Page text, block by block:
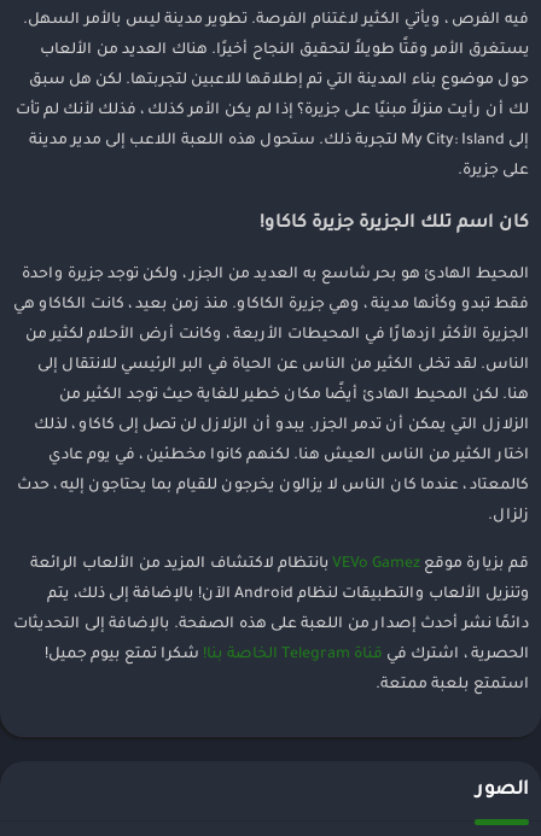
فيه الفرص ، ويأتي الكثير لاغتنام الفرصة. تطوير مدينة ليس بالأمر السهل.
يستغرق الأمر وقتًا طويلاً لتحقيق النجاح أخيرًا. هناك العديد من الألعاب
حول موضوع بناء المدينة التي تم إطلاقها للاعبين لتجربتها. لكن هل سبق
لك أن رأيت منزلاً مبنيًا على جزيرة؟ إذا لم يكن الأمر كذلك ، فذلك لأنك لم تأت
إلى My City: Island لتجربة ذلك. ستحول هذه اللعبة اللاعب إلى مدير مدينة
على جزيرة.
كان اسم تلك الجزيرة جزيرة كاكاو!
المحيط الهادئ هو بحر شاسع به العديد من الجزر ، ولكن توجد جزيرة واحدة
فقط تبدو وكأنها مدينة ، وهي جزيرة الكاكاو. منذ زمن بعيد ، كانت الكاكاو هي
الجزيرة الأكثر ازدهارًا في المحيطات الأربعة ، وكانت أرض الأحلام لكثير من
الناس. لقد تخلى الكثير من الناس عن الحياة في البر الرئيسي للانتقال إلى
هنا. لكن المحيط الهادئ أيضًا مكان خطير للغاية حيث توجد الكثير من
الزلازل التي يمكن أن تدمر الجزر. يبدو أن الزلازل لن تصل إلى كاكاو ، لذلك
اختار الكثير من الناس العيش هنا. لكنهم كانوا مخطئين ، في يوم عادي
كالمعتاد ، عندما كان الناس لا يزالون يخرجون للقيام بما يحتاجون إليه ، حدث
زلزال.
قم بزيارة موقع VEVo Gamez بانتظام لاكتشاف المزيد من الألعاب الرائعة
وتنزيل الألعاب والتطبيقات لنظام Android الآن! بالإضافة إلى ذلك، يتم
دائمًا نشر أحدث إصدار من اللعبة على هذه الصفحة. بالإضافة إلى التحديثات
الحصرية ، اشترك في قناة Telegram الخاصة بنا!
شكرا تمتع بيوم جميل!
استمتع بلعبة ممتعة.
الصور